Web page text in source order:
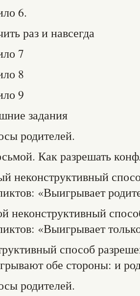
6.
раз и навсегда
7
8
9
задания
родителей.
Как разрешать
неконструктивный
«Выигрывает
неконструктивный
«Выигрывает
способ
обе стороны: и
родителей.